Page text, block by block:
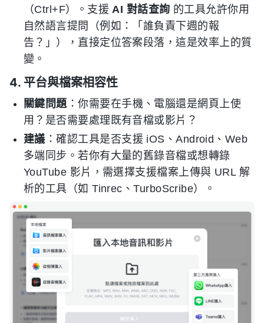
（Ctrl+F）。支援AI 對話查詢 的工具允許你用
自然語言提問（例如：「誰負責下週的報
告？」），直接定位答案段落，這是效率上的質
變。
4. 平台與檔案相容性
關鍵問題：你需要在手機、電腦還是網頁上使
用？是否需要處理既有音檔或影片？
建議 ：確認工具是否支援 iOS、Android、Web
多端同步。若你有大量的舊錄音檔或想轉錄
YouTube 影片，需選擇支援檔案上傳與 URL 解
析的工具（如 Tinrec、TurboScribe）。